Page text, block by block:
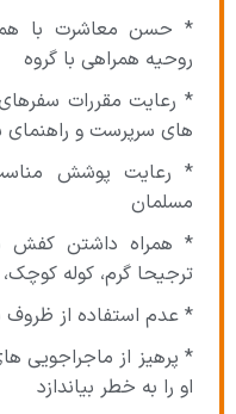
* حسن معاشرت با
روحیه همراهی با گروه
* رعایت مقررات
های سرپرست و راهنمای
* رعایت پوشش
مسلمان
* همراه داشتن کفش
ترجیحا گرم، کوله
* عدم استفاده از
* پرهیز از ماجراجویی
او را به خطر بیاندازد